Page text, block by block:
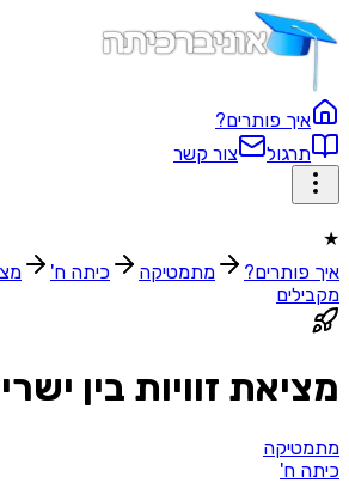
איך פותרים?
תרגול
צור קשר
★
איך פותרים?
מתמטיקה כיתה ח'
מקבילים
מציאת זוויות בין
מתמטיקה
כיתה ח'